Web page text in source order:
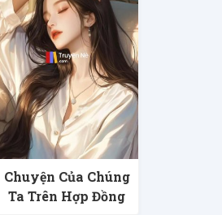
Chuyện Của Chúng
Ta Trên Hợp Đồng